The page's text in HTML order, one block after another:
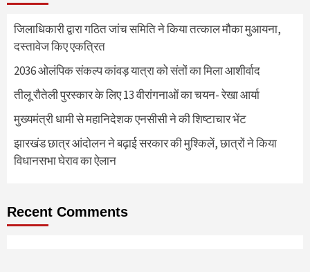
जिलाधिकारी द्वारा गठित जांच समिति ने किया तत्काल मौका मुआयना,
दस्तावेज किए एकत्रित
2036 ओलंपिक संकल्प कांवड़ यात्रा को संतों का मिला आशीर्वाद
तीलू रौतेली पुरस्कार के लिए 13 वीरांगनाओं का चयन- रेखा आर्या
मुख्यमंत्री धामी से महानिदेशक एनसीसी ने की शिष्टाचार भेंट
झारखंड छात्र आंदोलन ने बढ़ाई सरकार की मुश्किलें, छात्रों ने किया
विधानसभा घेराव का ऐलान
Recent Comments